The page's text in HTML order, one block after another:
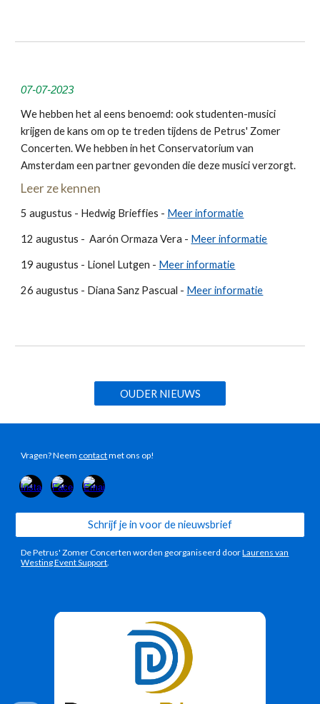
07-07-2023
We hebben het al eens benoemd: ook studenten-musici
krijgen de kans om op te treden tijdens de Petrus' Zomer
Concerten. We hebben in het Conservatorium van
Amsterdam een partner gevonden die deze musici verzorgt.
Leer ze kennen
5 augustus - Hedwig Brieffies - Meer informatie
12 augustus - Aarón Ormaza Vera - Meer informatie
19 augustus - Lionel Lutgen - Meer informatie
26 augustus - Diana Sanz Pascual - Meer informatie
OUDER NIEUWS
Vragen? Neem contactmet ons op!
Schrijf je in voor de nieuwsbrief
De Petrus' Zomer Concerten worden georganiseerd doorLaurens van
Westing Event Support